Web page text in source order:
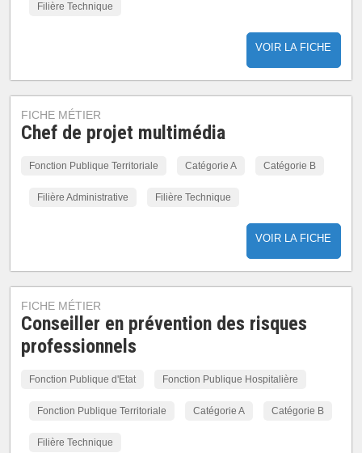
Filière Technique
VOIR LA FICHE
FICHE MÉTIER
Chef de projet multimédia
Fonction Publique Territoriale Catégorie A Catégorie B
Filière Administrative Filière Technique
VOIR LA FICHE
FICHE MÉTIER
Conseiller en prévention des risques
professionnels
Fonction Publique d'Etat Fonction Publique Hospitalière
Fonction Publique Territoriale Catégorie A Catégorie B
Filière Technique